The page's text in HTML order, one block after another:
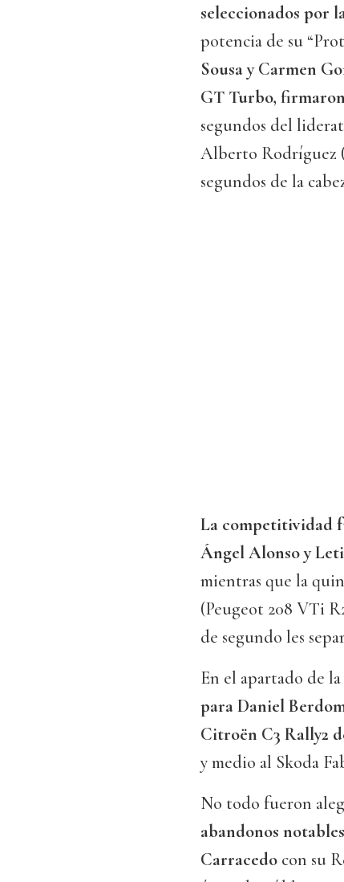
seleccionados por
potencia de su
Sousa y Carmen
GT Turbo,
segundos del
Alberto Rodríguez
segundos de la
La competitividad
Ángel Alonso y
mientras que la
(Peugeot 208 VTi
de segundo les
En el apartado de
para Daniel
Citroën C3 Rally2
y medio al Skoda
No todo fueron
abandonos
Carracedo con su